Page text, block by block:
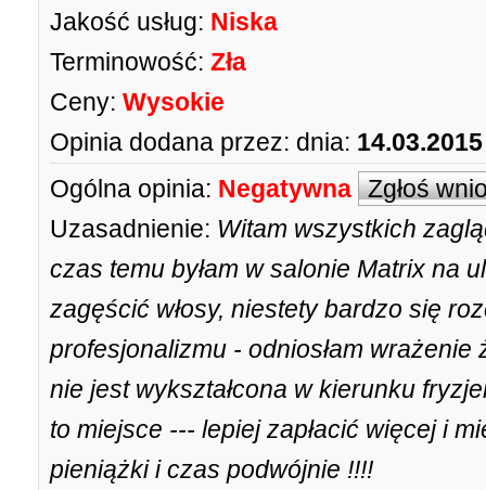
Jakość usług: Niska
Terminowość: Zła
Ceny: Wysokie
Opinia dodana przez: dnia:
Ogólna opinia: Negatywna Zgłoś
Uzasadnienie: Witam wszystkich
czas temu byłam w salonie Matrix na
zagęścić włosy, niestety bardzo się
profesjonalizmu - odniosłam
nie jest wykształcona w kierunku
to miejsce --- lepiej zapłacić więcej i
pieniążki i czas podwójnie !!!!